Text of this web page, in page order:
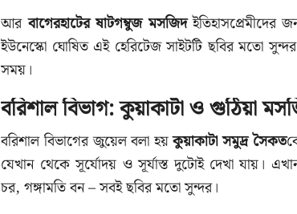
আরবাগেরহাটের ষাটগম্বুজ মসজিদইতিহাসপ্রেমীদের
ইউনেস্কো ঘোষিত এই হেরিটেজ সাইটটি ছবির মতো
সময়।
বরিশাল বিভাগ: কুয়াকাটা ও গুঠিয়া
বরিশাল বিভাগের জুয়েল বলা হয়কুয়াকাটা সমুদ্র সৈকত
যেখান থেকে সূর্যোদয় ও সূর্যাস্ত দুটোই দেখা যায়।
চর, গঙ্গামতি বন – সবই ছবির মতো সুন্দর।